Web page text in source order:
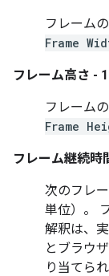
フレームの
Frame
フレーム高さ -
フレーム
Frame
フレーム継続時
次のフレ
単位）。
解釈は、
とブラウ
り当てられ